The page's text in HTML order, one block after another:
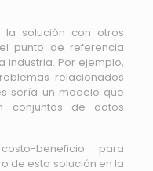
la solución con otros
punto de referencia
Por ejemplo,
relacionados
sería un modelo que
conjuntos de datos
beneficio para
de esta solución en la